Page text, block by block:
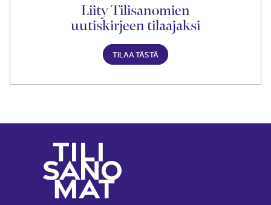
Liity Tilisanomien
uutiskirjeen tilaajaksi
TILAA TÄSTÄ